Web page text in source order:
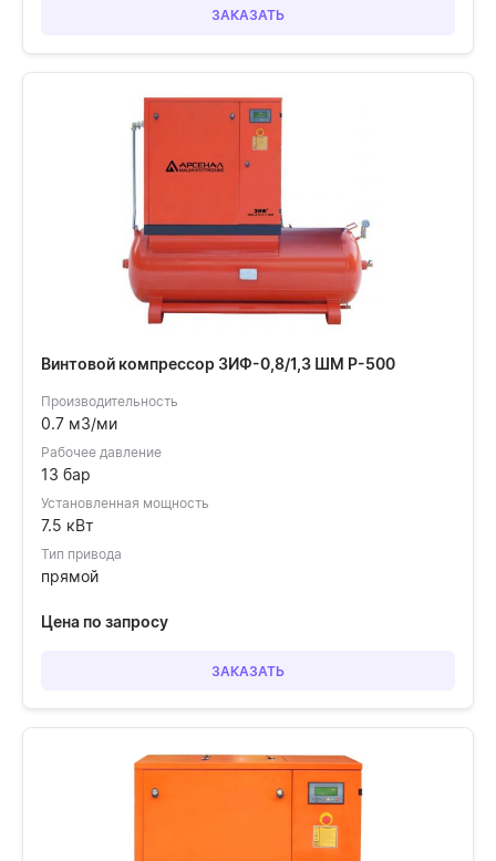
ЗАКАЗАТЬ
Винтовой компрессор ЗИФ-0,8/1,3 ШМ Р-500
Производительность
0.7 м3/ми
Рабочее давление
13 бар
Установленная мощность
7.5 кВт
Тип привода
прямой
Цена по запросу
ЗАКАЗАТЬ